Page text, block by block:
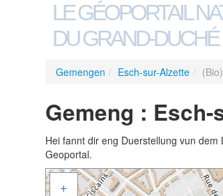
LE GÉOPORTAIL
DU GRAND-
Gemengen / Esch-sur-Alzette /
Gemeng : Esch-
Hei fannt dir eng Duerstellung vun
Geoportal.
+